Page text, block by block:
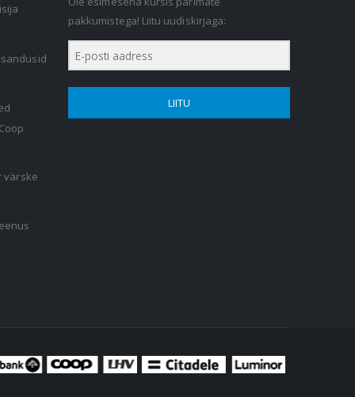
värske
pakkumistega! Liitu uudiskirjaga:
LIITU